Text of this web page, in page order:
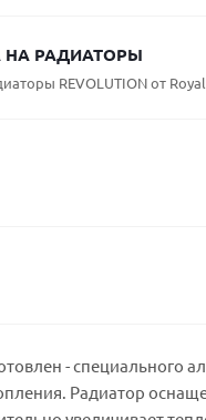
РАДИАТОРЫ
REVOLUTION от
- специального
Радиатор